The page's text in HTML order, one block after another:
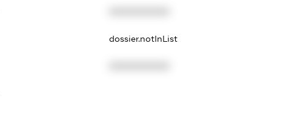
dossier.notInList